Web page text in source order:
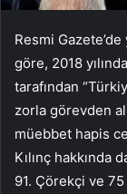
Resmi
göre, 2018
tarafından
zorla görevden
müebbet hapis
Kılınç hakkında
91. Çörekçi ve 75